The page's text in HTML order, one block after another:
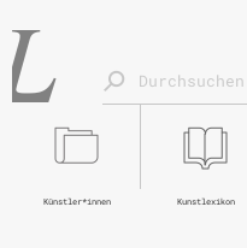
Kunstlexikon
Künstler*innen